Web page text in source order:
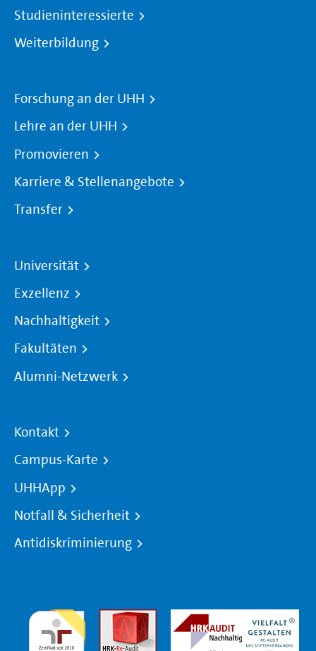
Studieninteressierte
Weiterbildung
Forschung an der UHH
Lehre an der UHH
Promovieren
Karriere & Stellenangebote
Transfer
Universität
Exzellenz
Nachhaltigkeit
Fakultäten
Alumni-Netzwerk
Kontakt
Campus-Karte
UHHApp
Notfall & Sicherheit
Antidiskriminierung